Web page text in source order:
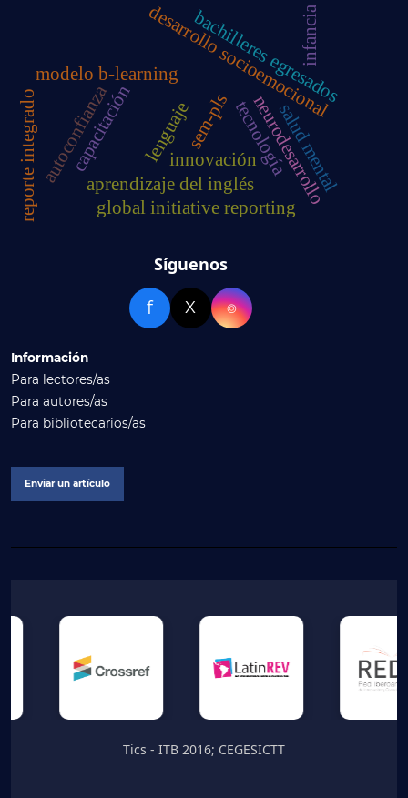
modelo b-learning
tecnología
capacitación innovación
desarrollo socioemocional
aprendizaje del inglés
autoconfianza
bachilleres egresados
neurodesarrollo
salud mental
reporte integrado global initiative reporting
sem-pls
infancia
lenguaje
Síguenos
f X ⌾
Información
Para lectores/as
Para autores/as
Para bibliotecarios/as
Enviar un artículo
Tics - ITB 2016; CEGESICTT